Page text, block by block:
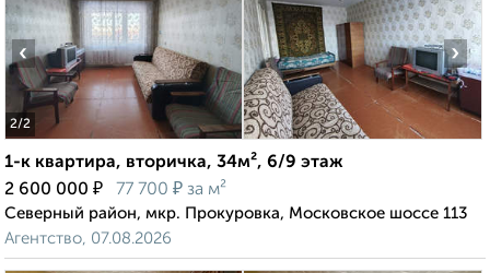
2/2
‹ ›
1-к квартира, вторичка, 34м², 6/9 этаж
2 600 000 ₽ 77 700 ₽ за м²
Северный район, мкр. Прокуровка, Московское шоссе 113
Агентство, 07.08.2026